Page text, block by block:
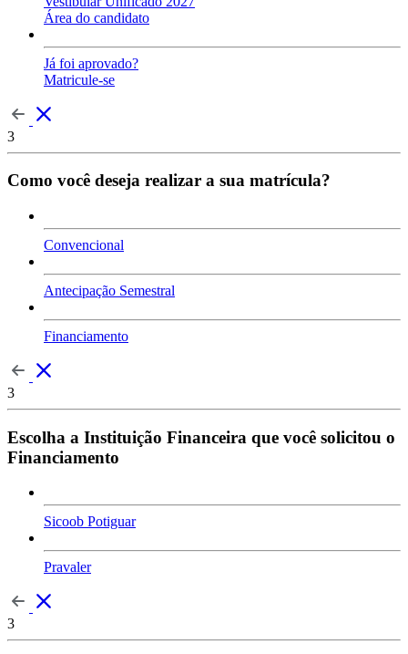
Área do candidato
Já foi aprovado?
Matricule-se
3
Como você deseja realizar a sua matrícula?
Convencional
Antecipação Semestral
Financiamento
3
Escolha a Instituição Financeira que você solicitou o
Financiamento
Sicoob Potiguar
Pravaler
3